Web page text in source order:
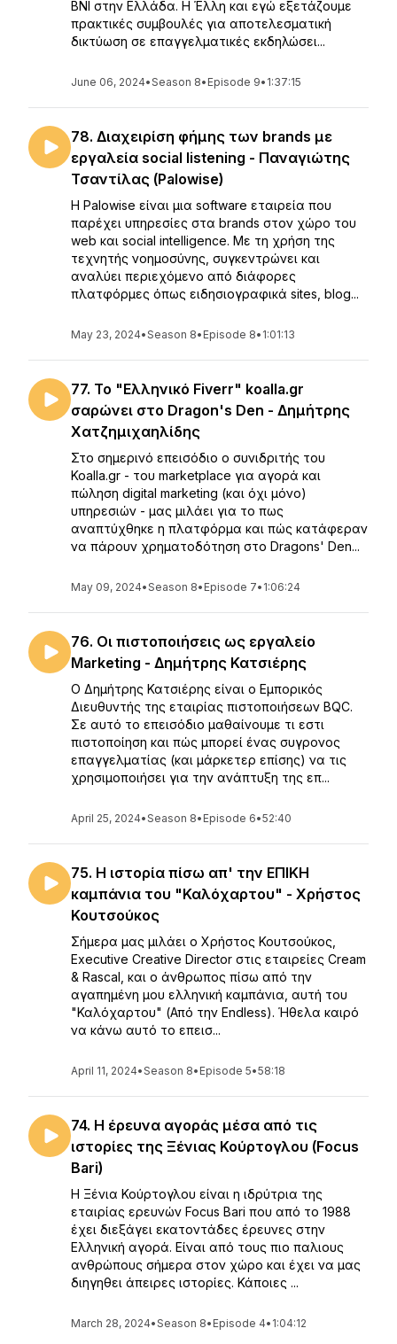
BNI στην Ελλάδα. Η Έλλη και εγώ εξετάζουμε
πρακτικές συμβουλές για αποτελεσματική
δικτύωση σε επαγγελματικές εκδηλώσει...
June 06, 2024•Season 8• Episode 9• 1:37:15
78. Διαχειρίση φήμης των brands με
εργαλεία social listening - Παναγιώτης
Τσαντίλας (Palowise)
Η Palowise είναι μια software εταιρεία που
παρέχει υπηρεσίες στα brands στον χώρο του
web και social intelligence. Με τη χρήση της
τεχνητής νοημοσύνης, συγκεντρώνει και
αναλύει περιεχόμενο από διάφορες
πλατφόρμες όπως ειδησιογραφικά sites, blog...
May 23, 2024•Season 8• Episode 8• 1:01:13
77. Το "Ελληνικό Fiverr" koalla.gr
σαρώνει στο Dragon's Den - Δημήτρης
Χατζημιχαηλίδης
Στο σημερινό επεισόδιο ο συνιδριτής του
Koalla.gr - του marketplace για αγορά και
πώληση digital marketing (και όχι μόνο)
υπηρεσιών - μας μιλάει για το πως
αναπτύχθηκε η πλατφόρμα και πώς κατάφεραν
να πάρουν χρηματοδότηση στο Dragons' Den...
May 09, 2024•Season 8• Episode 7• 1:06:24
76. Οι πιστοποιήσεις ως εργαλείο
Marketing - Δημήτρης Κατσιέρης
Ο Δημήτρης Κατσιέρης είναι ο Εμπορικός
Διευθυντής της εταιρίας πιστοποιήσεων BQC.
Σε αυτό το επεισόδιο μαθαίνουμε τι εστι
πιστοποίηση και πώς μπορεί ένας συγρονος
επαγγελματίας (και μάρκετερ επίσης) να τις
χρησιμοποιήσει για την ανάπτυξη της επ...
April 25, 2024•Season 8• Episode 6•52:40
75. Η ιστορία πίσω απ' την ΕΠΙΚΗ
καμπάνια του "Καλόχαρτου" - Χρήστος
Κουτσούκος
Σήμερα μας μιλάει ο Χρήστος Κουτσούκος,
Executive Creative Director στις εταιρείες Cream
& Rascal, και ο άνθρωπος πίσω από την
αγαπημένη μου ελληνική καμπάνια, αυτή του
"Καλόχαρτου" (Από την Endless). Ήθελα καιρό
να κάνω αυτό το επεισ...
April 11, 2024•Season 8• Episode 5•58:18
74. Η έρευνα αγοράς μέσα από τις
ιστορίες της Ξένιας Κούρτογλου (Focus
Bari)
Η Ξένια Κούρτογλου είναι η ιδρύτρια της
εταιρίας ερευνών Focus Bari που από το 1988
έχει διεξάγει εκατοντάδες έρευνες στην
Ελληνική αγορά. Είναι από τους πιο παλιους
ανθρώπους σήμερα στον χώρο και έχει να μας
διηγηθει άπειρες ιστορίες. Κάποιες ...
March 28, 2024•Season 8• Episode 4• 1:04:12